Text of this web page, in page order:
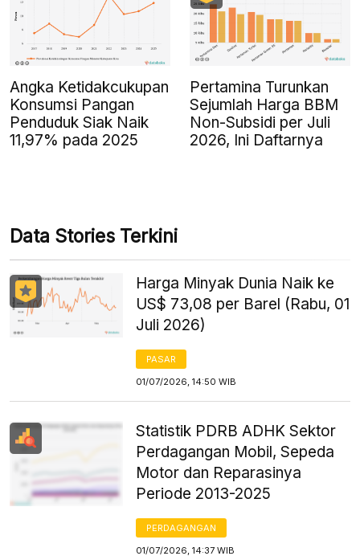
Angka Ketidakcukupan
Konsumsi Pangan
Penduduk Siak Naik
11,97% pada 2025
Pertamina Turunkan
Sejumlah Harga BBM
Non-Subsidi per Juli
2026, Ini Daftarnya
Data Stories Terkini
Harga Minyak Dunia Naik ke
US$ 73,08 per Barel (Rabu, 01
Juli 2026)
PASAR
01/07/2026, 14:50 WIB
Statistik PDRB ADHK Sektor
Perdagangan Mobil, Sepeda
Motor dan Reparasinya
Periode 2013-2025
PERDAGANGAN
01/07/2026, 14:37 WIB